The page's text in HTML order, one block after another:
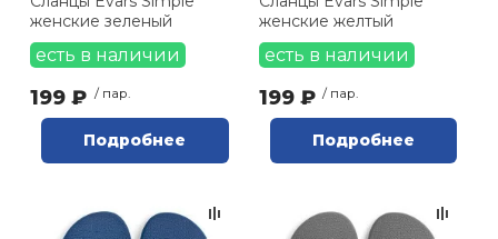
женские зеленый
есть в наличии
199 ₽ / пар.
Подробнее
женские желтый
есть в наличии
199 ₽ / пар.
Подробнее